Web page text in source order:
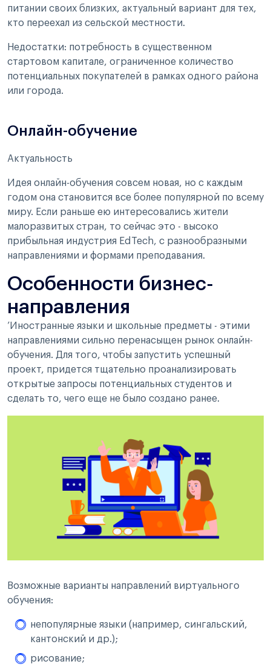
питании своих близких, актуальный вариант для тех,
кто переехал из сельской местности.
Недостатки: потребность в существенном
стартовом капитале, ограниченное количество
потенциальных покупателей в рамках одного района
или города.
Онлайн-обучение
Актуальность
Идея онлайн-обучения совсем новая, но с каждым
годом она становится все более популярной по всему
миру. Если раньше ею интересовались жители
малоразвитых стран, то сейчас это - высоко
прибыльная индустрия EdTech, с разнообразными
направлениями и формами преподавания.
Особенности бизнес-
направления
ʼИностранные языки и школьные предметы - этими
направлениями сильно перенасыщен рынок онлайн-
обучения. Для того, чтобы запустить успешный
проект, придется тщательно проанализировать
открытые запросы потенциальных студентов и
сделать то, чего еще не было создано ранее.
Возможные варианты направлений виртуального
обучения:
непопулярные языки (например, сингальский,
кантонский и др.);
рисование;